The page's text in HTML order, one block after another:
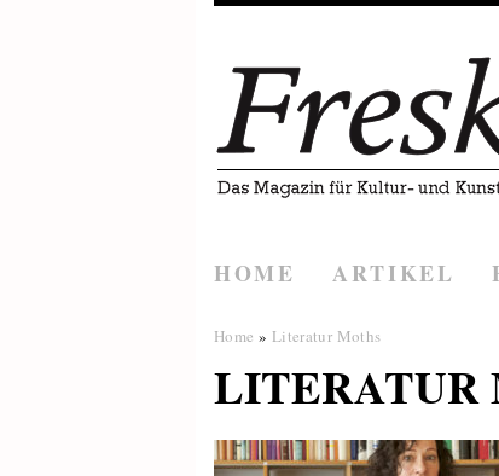
HOME ARTIKEL
Home » Literatur Moths
LITERATUR